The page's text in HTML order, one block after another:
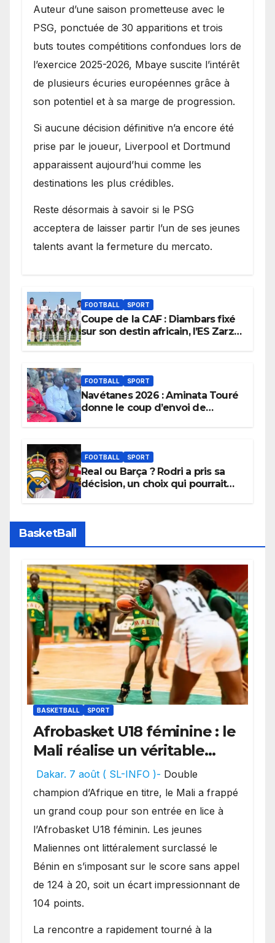
Auteur d’une saison prometteuse avec le
PSG, ponctuée de 30 apparitions et trois
buts toutes compétitions confondues lors de
l’exercice 2025-2026, Mbaye suscite l’intérêt
de plusieurs écuries européennes grâce à
son potentiel et à sa marge de progression.
Si aucune décision définitive n’a encore été
prise par le joueur, Liverpool et Dortmund
apparaissent aujourd’hui comme les
destinations les plus crédibles.
Reste désormais à savoir si le PSG
acceptera de laisser partir l’un de ses jeunes
talents avant la fermeture du mercato.
FOOTBALL SPORT
Coupe de la CAF : Diambars fixé
sur son destin africain, l’ES Zarzis
FOOTBALL SPORT
Navétanes 2026 : Aminata Touré
donne le coup d’envoi de
apaisées.
FOOTBALL SPORT
Real ou Barça ? Rodri a pris sa
décision, un choix qui pourrait
BasketBall
BASKETBALL SPORT
Afrobasket U18 féminine : le
Mali réalise un véritable
festival offensif et inflige
une lourde défaite au
Bénin.
Dakar. 7 août ( SL-INFO )- Double
champion d’Afrique en titre, le Mali a frappé
un grand coup pour son entrée en lice à
l’Afrobasket U18 féminin. Les jeunes
Maliennes ont littéralement surclassé le
Bénin en s’imposant sur le score sans appel
de 124 à 20, soit un écart impressionnant de
104 points.
La rencontre a rapidement tourné à la